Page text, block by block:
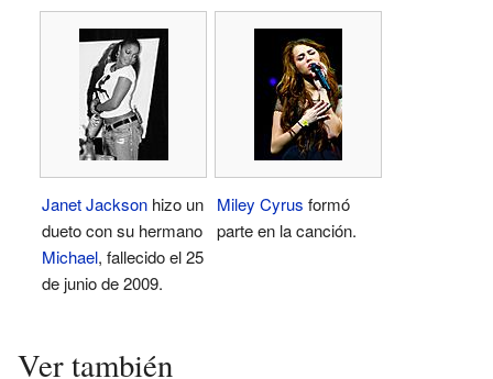
Janet Jackson hizo un
dueto con su hermano
Michael, fallecido el 25
de junio de 2009.
Miley Cyrus formó
parte en la canción.
Ver también